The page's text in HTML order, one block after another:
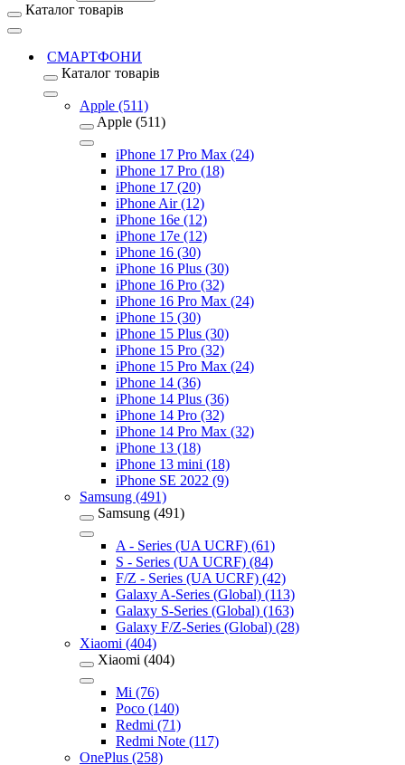
Каталог товарів
СМАРТФОНИ
Каталог товарів
Apple (511)
Apple (511)
iPhone 17 Pro Max (24)
iPhone 17 Pro (18)
iPhone 17 (20)
iPhone Air (12)
iPhone 16e (12)
iPhone 17e (12)
iPhone 16 (30)
iPhone 16 Plus (30)
iPhone 16 Pro (32)
iPhone 16 Pro Max (24)
iPhone 15 (30)
iPhone 15 Plus (30)
iPhone 15 Pro (32)
iPhone 15 Pro Max (24)
iPhone 14 (36)
iPhone 14 Plus (36)
iPhone 14 Pro (32)
iPhone 14 Pro Max (32)
iPhone 13 (18)
iPhone 13 mini (18)
iPhone SE 2022 (9)
Samsung (491)
Samsung (491)
A - Series (UA UCRF) (61)
S - Series (UA UCRF) (84)
F/Z - Series (UA UCRF) (42)
Galaxy A-Series (Global) (113)
Galaxy S-Series (Global) (163)
Galaxy F/Z-Series (Global) (28)
Xiaomi (404)
Xiaomi (404)
Mi (76)
Poco (140)
Redmi (71)
Redmi Note (117)
OnePlus (258)